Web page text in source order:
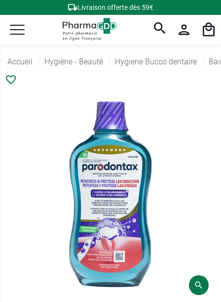
Livraison offerte dès 59€
Accueil Hygiène - Beauté Hygiene Bucco dentaire